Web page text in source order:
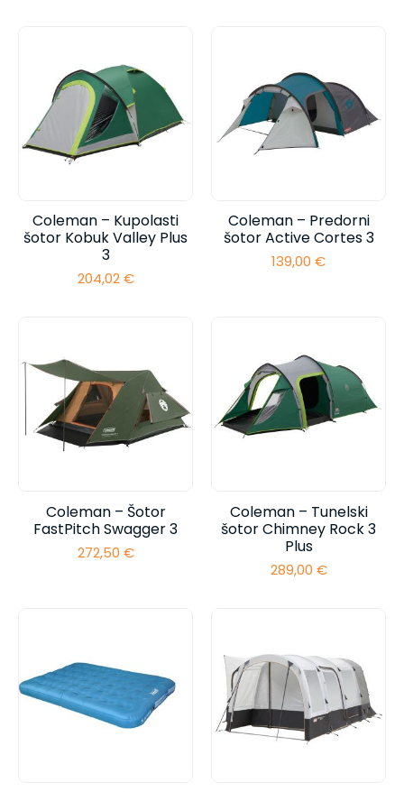
Coleman – Kupolasti
šotor Kobuk Valley Plus
3
204,02€
Coleman – Predorni
šotor Active Cortes 3
139,00 €
Coleman – Šotor
FastPitch Swagger 3
272,50 €
Coleman – Tunelski
šotor Chimney Rock 3
Plus
289,00 €